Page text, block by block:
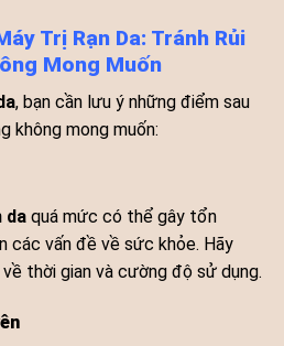
Trị Rạn Da: Tránh Rủi
Mong Muốn
, bạn cần lưu ý những điểm sau
không mong muốn:
da quá mức có thể gây tổn
các vấn đề về sức khỏe. Hãy
thời gian và cường độ sử dụng.